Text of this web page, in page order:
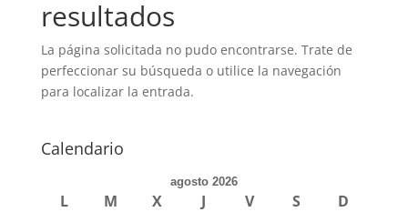
resultados
La página solicitada no pudo encontrarse. Trate de
perfeccionar su búsqueda o utilice la navegación
para localizar la entrada.
Calendario
agosto 2026
L M X J V S
D